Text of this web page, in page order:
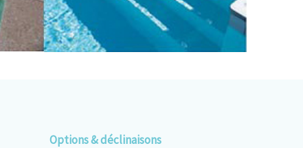
Options & déclinaisons